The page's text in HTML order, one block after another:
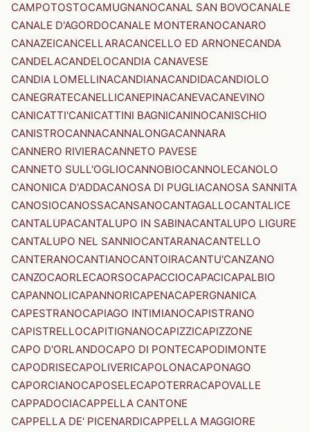
CAMPOTOSTOCAMUGNANOCANAL SAN BOVOCANALE
CANALE D'AGORDOCANALE MONTERANOCANARO
CANAZEICANCELLARACANCELLO ED ARNONECANDA
CANDELACANDELOCANDIA CANAVESE
CANDIA LOMELLINACANDIANACANDIDACANDIOLO
CANEGRATECANELLICANEPINACANEVACANEVINO
CANICATTI'CANICATTINI BAGNICANINOCANISCHIO
CANISTROCANNACANNALONGACANNARA
CANNERO RIVIERACANNETO PAVESE
CANNETO SULL'OGLIOCANNOBIOCANNOLECANOLO
CANONICA D'ADDACANOSA DI PUGLIACANOSA SANNITA
CANOSIOCANOSSACANSANOCANTAGALLOCANTALICE
CANTALUPACANTALUPO IN SABINACANTALUPO LIGURE
CANTALUPO NEL SANNIOCANTARANACANTELLO
CANTERANOCANTIANOCANTOIRACANTU'CANZANO
CANZOCAORLECAORSOCAPACCIOCAPACICAPALBIO
CAPANNOLICAPANNORICAPENACAPERGNANICA
CAPESTRANOCAPIAGO INTIMIANOCAPISTRANO
CAPISTRELLOCAPITIGNANOCAPIZZICAPIZZONE
CAPO D'ORLANDOCAPO DI PONTECAPODIMONTE
CAPODRISECAPOLIVERICAPOLONACAPONAGO
CAPORCIANOCAPOSELECAPOTERRACAPOVALLE
CAPPADOCIACAPPELLA CANTONE
CAPPELLA DE' PICENARDICAPPELLA MAGGIORE